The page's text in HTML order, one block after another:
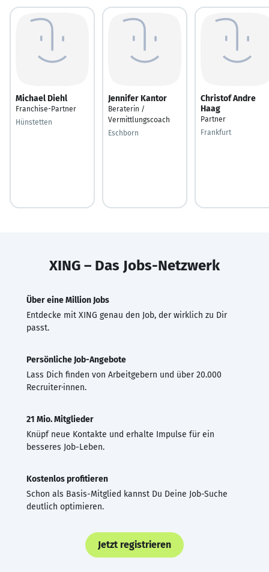
Michael Diehl
Franchise-Partner
Hünstetten
Jennifer Kantor
Beraterin /
Vermittlungscoach
Eschborn
Christof Andre
Haag
Partner
Frankfurt
XING – Das Jobs-Netzwerk
Über eine Million Jobs
Entdecke mit XING genau den Job, der wirklich zu Dir
passt.
Persönliche Job-Angebote
Lass Dich finden von Arbeitgebern und über 20.000
Recruiter·innen.
21 Mio. Mitglieder
Knüpf neue Kontakte und erhalte Impulse für ein
besseres Job-Leben.
Kostenlos profitieren
Schon als Basis-Mitglied kannst Du Deine Job-Suche
deutlich optimieren.
Jetzt registrieren